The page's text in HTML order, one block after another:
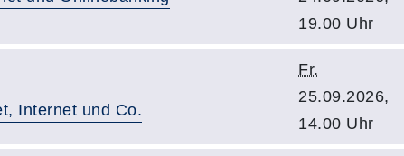
19.00 Uhr
Internet und Co.
Fr.
25.09.2026,
14.00 Uhr